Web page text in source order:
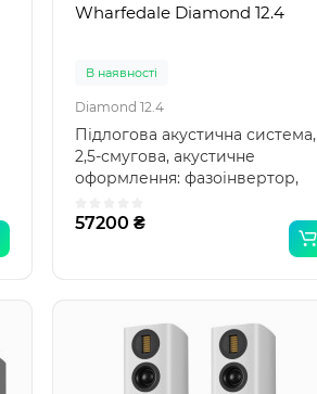
Wharfedale Diamond 12.4
В наявності
Diamond 12.4
Підлогова акустична система,
2,5-смугова, акустичне
оформлення: фазоінвертор,
57200 ₴